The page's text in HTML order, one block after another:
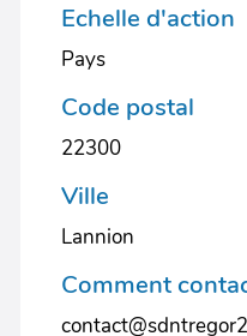
Echelle d'action
Pays
Code postal
22300
Ville
Lannion
Comment